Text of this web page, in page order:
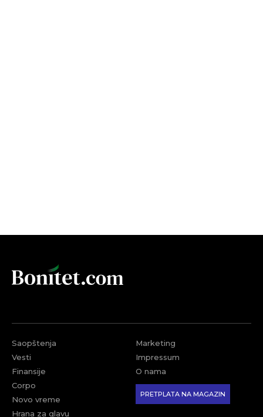
Saopštenja
Vesti
Finansije
Corpo
Novo vreme
Hrana za glavu
Marketing
Impressum
O nama
PRETPLATA NA MAGAZIN